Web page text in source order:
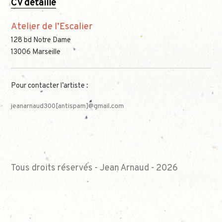
CV détaillé
Atelier de l’Escalier
128 bd Notre Dame
13006 Marseille
Pour contacter l’artiste :
jeanarnaud300[antispam]@gmail.com
Tous droits réservés - Jean Arnaud - 2026